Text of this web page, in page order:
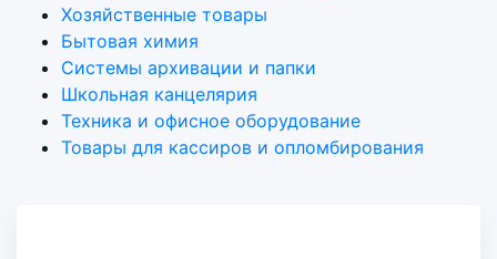
Хозяйственные товары
Бытовая химия
Системы архивации и папки
Школьная канцелярия
Техника и офисное оборудование
Товары для кассиров и опломбирования